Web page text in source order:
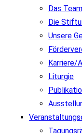
Das Team
Die
Unsere
Karriere/
Liturgie